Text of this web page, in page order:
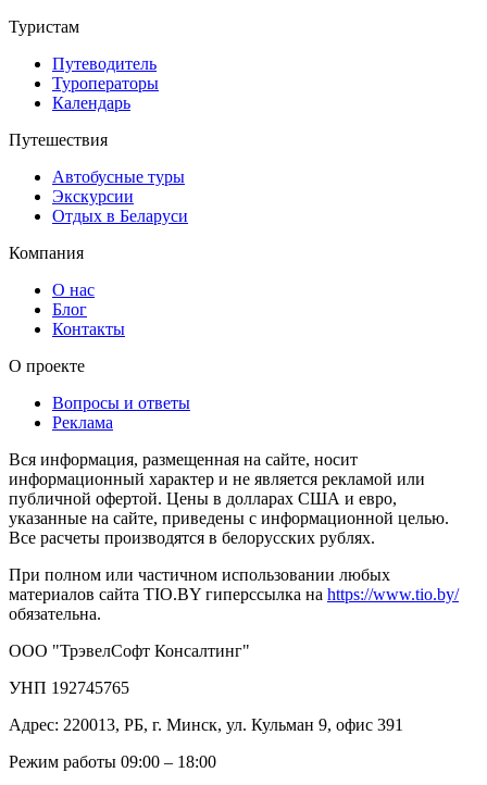
Туристам
Путеводитель
Туроператоры
Календарь
Путешествия
Автобусные туры
Экскурсии
Отдых в Беларуси
Компания
О нас
Блог
Контакты
О проекте
Вопросы и ответы
Реклама
Вся информация, размещенная на сайте, носит
информационный характер и не является рекламой или
публичной офертой. Цены в долларах США и евро,
указанные на сайте, приведены с информационной целью.
Все расчеты производятся в белорусских рублях.
При полном или частичном использовании любых
материалов сайта TIO.BY гиперссылка на https://www.tio.by/
обязательна.
ООО "ТрэвелСофт Консалтинг"
УНП 192745765
Адрес: 220013, РБ, г. Минск, ул. Кульман 9, офис 391
Режим работы 09:00 – 18:00